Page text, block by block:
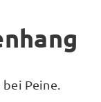
Peine.